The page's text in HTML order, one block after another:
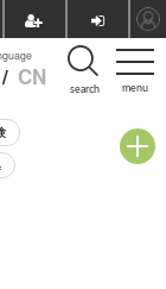
menu
/ CN search